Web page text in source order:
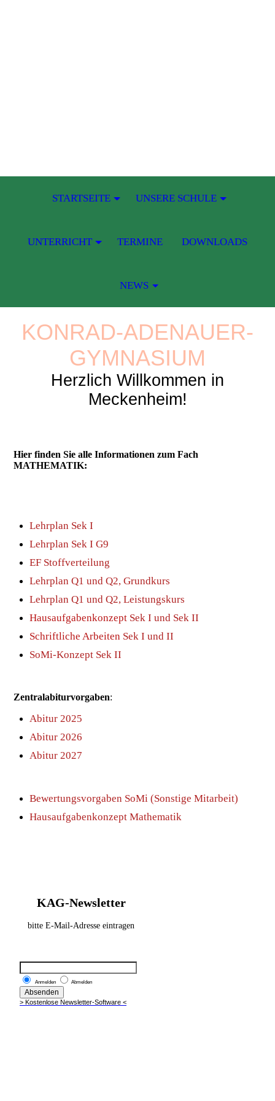
KONRAD-ADENAUER-
GYMNASIUM
Herzlich Willkommen in
Meckenheim!
Hier finden Sie alle Informationen zum Fach
MATHEMATIK:
Lehrplan Sek I
Lehrplan Sek I G9
EF Stoffverteilung
Lehrplan Q1 und Q2, Grundkurs
Lehrplan Q1 und Q2, Leistungskurs
Hausaufgabenkonzept Sek I und Sek II
Schriftliche Arbeiten Sek I und II
SoMi-Konzept Sek II
Zentralabiturvorgaben:
Abitur 2025
Abitur 2026
Abitur 2027
Bewertungsvorgaben SoMi (Sonstige Mitarbeit)
Hausaufgabenkonzept Mathematik
KAG-Newsletter
bitte E-Mail-Adresse eintragen
STARTSEITE UNSERE SCHULE
UNTERRICHT TERMINE DOWNLOADS
NEWS